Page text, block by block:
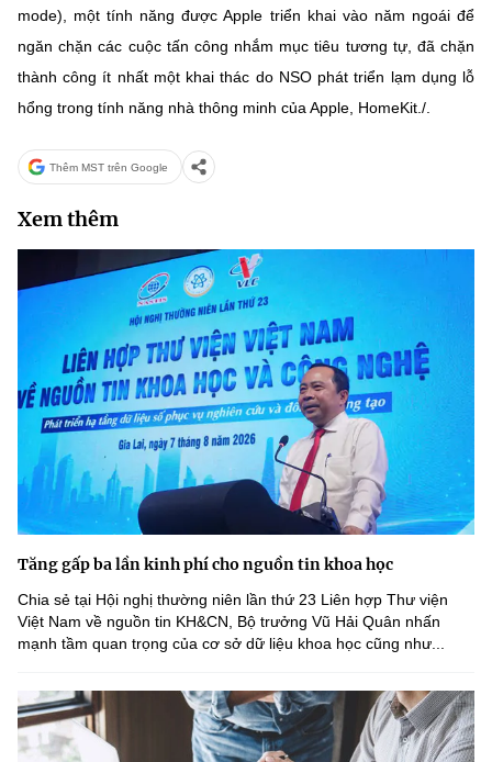
mode), một tính năng được Apple triển khai vào năm ngoái để
ngăn chặn các cuộc tấn công nhắm mục tiêu tương tự, đã chặn
thành công ít nhất một khai thác do NSO phát triển lạm dụng lỗ
hổng trong tính năng nhà thông minh của Apple, HomeKit./.
Thêm MST trên Google
Xem thêm
Tăng gấp ba lần kinh phí cho nguồn tin khoa học
Chia sẻ tại Hội nghị thường niên lần thứ 23 Liên hợp Thư viện
Việt Nam về nguồn tin KH&CN, Bộ trưởng Vũ Hải Quân nhấn
mạnh tầm quan trọng của cơ sở dữ liệu khoa học cũng như...